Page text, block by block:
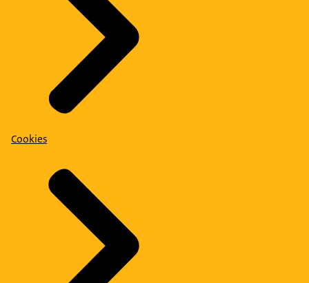
Cookies